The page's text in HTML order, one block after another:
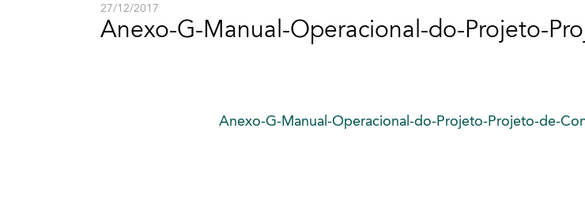
27/12/2017
Anexo-G-Manual-Operacional-do-Projeto-
Anexo-G-Manual-Operacional-do-Projeto-Projeto-de-